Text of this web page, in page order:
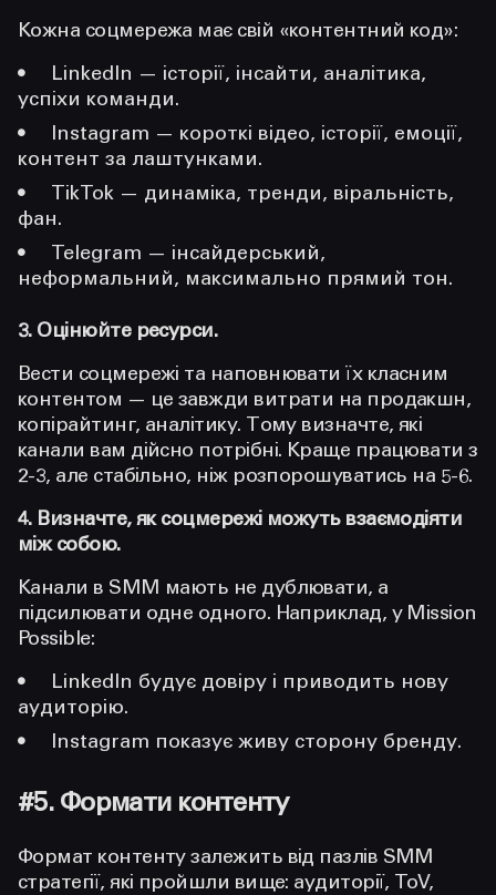
Кожна соцмережа має свій «контентний код»:
LinkedIn — історії, інсайти, аналітика,
успіхи команди.
Instagram — короткі відео, історії, емоції,
контент за лаштунками.
TikTok — динаміка, тренди, віральність,
фан.
Telegram — інсайдерський,
неформальний, максимально прямий тон.
3. Оцінюйте ресурси.
Вести соцмережі та наповнювати їх класним
контентом — це завжди витрати на продакшн,
копірайтинг, аналітику. Тому визначте, які
канали вам дійсно потрібні. Краще працювати з
2-3, але стабільно, ніж розпорошуватись на 5-6.
4. Визначте, як соцмережі можуть взаємодіяти
між собою.
Канали в SMM мають не дублювати, а
підсилювати одне одного. Наприклад, у Mission
Possible:
LinkedIn будує довіру і приводить нову
аудиторію.
Instagram показує живу сторону бренду.
#5. Формати контенту
Формат контенту залежить від пазлів SMM
стратегії, які пройшли вище: аудиторії, ToV,